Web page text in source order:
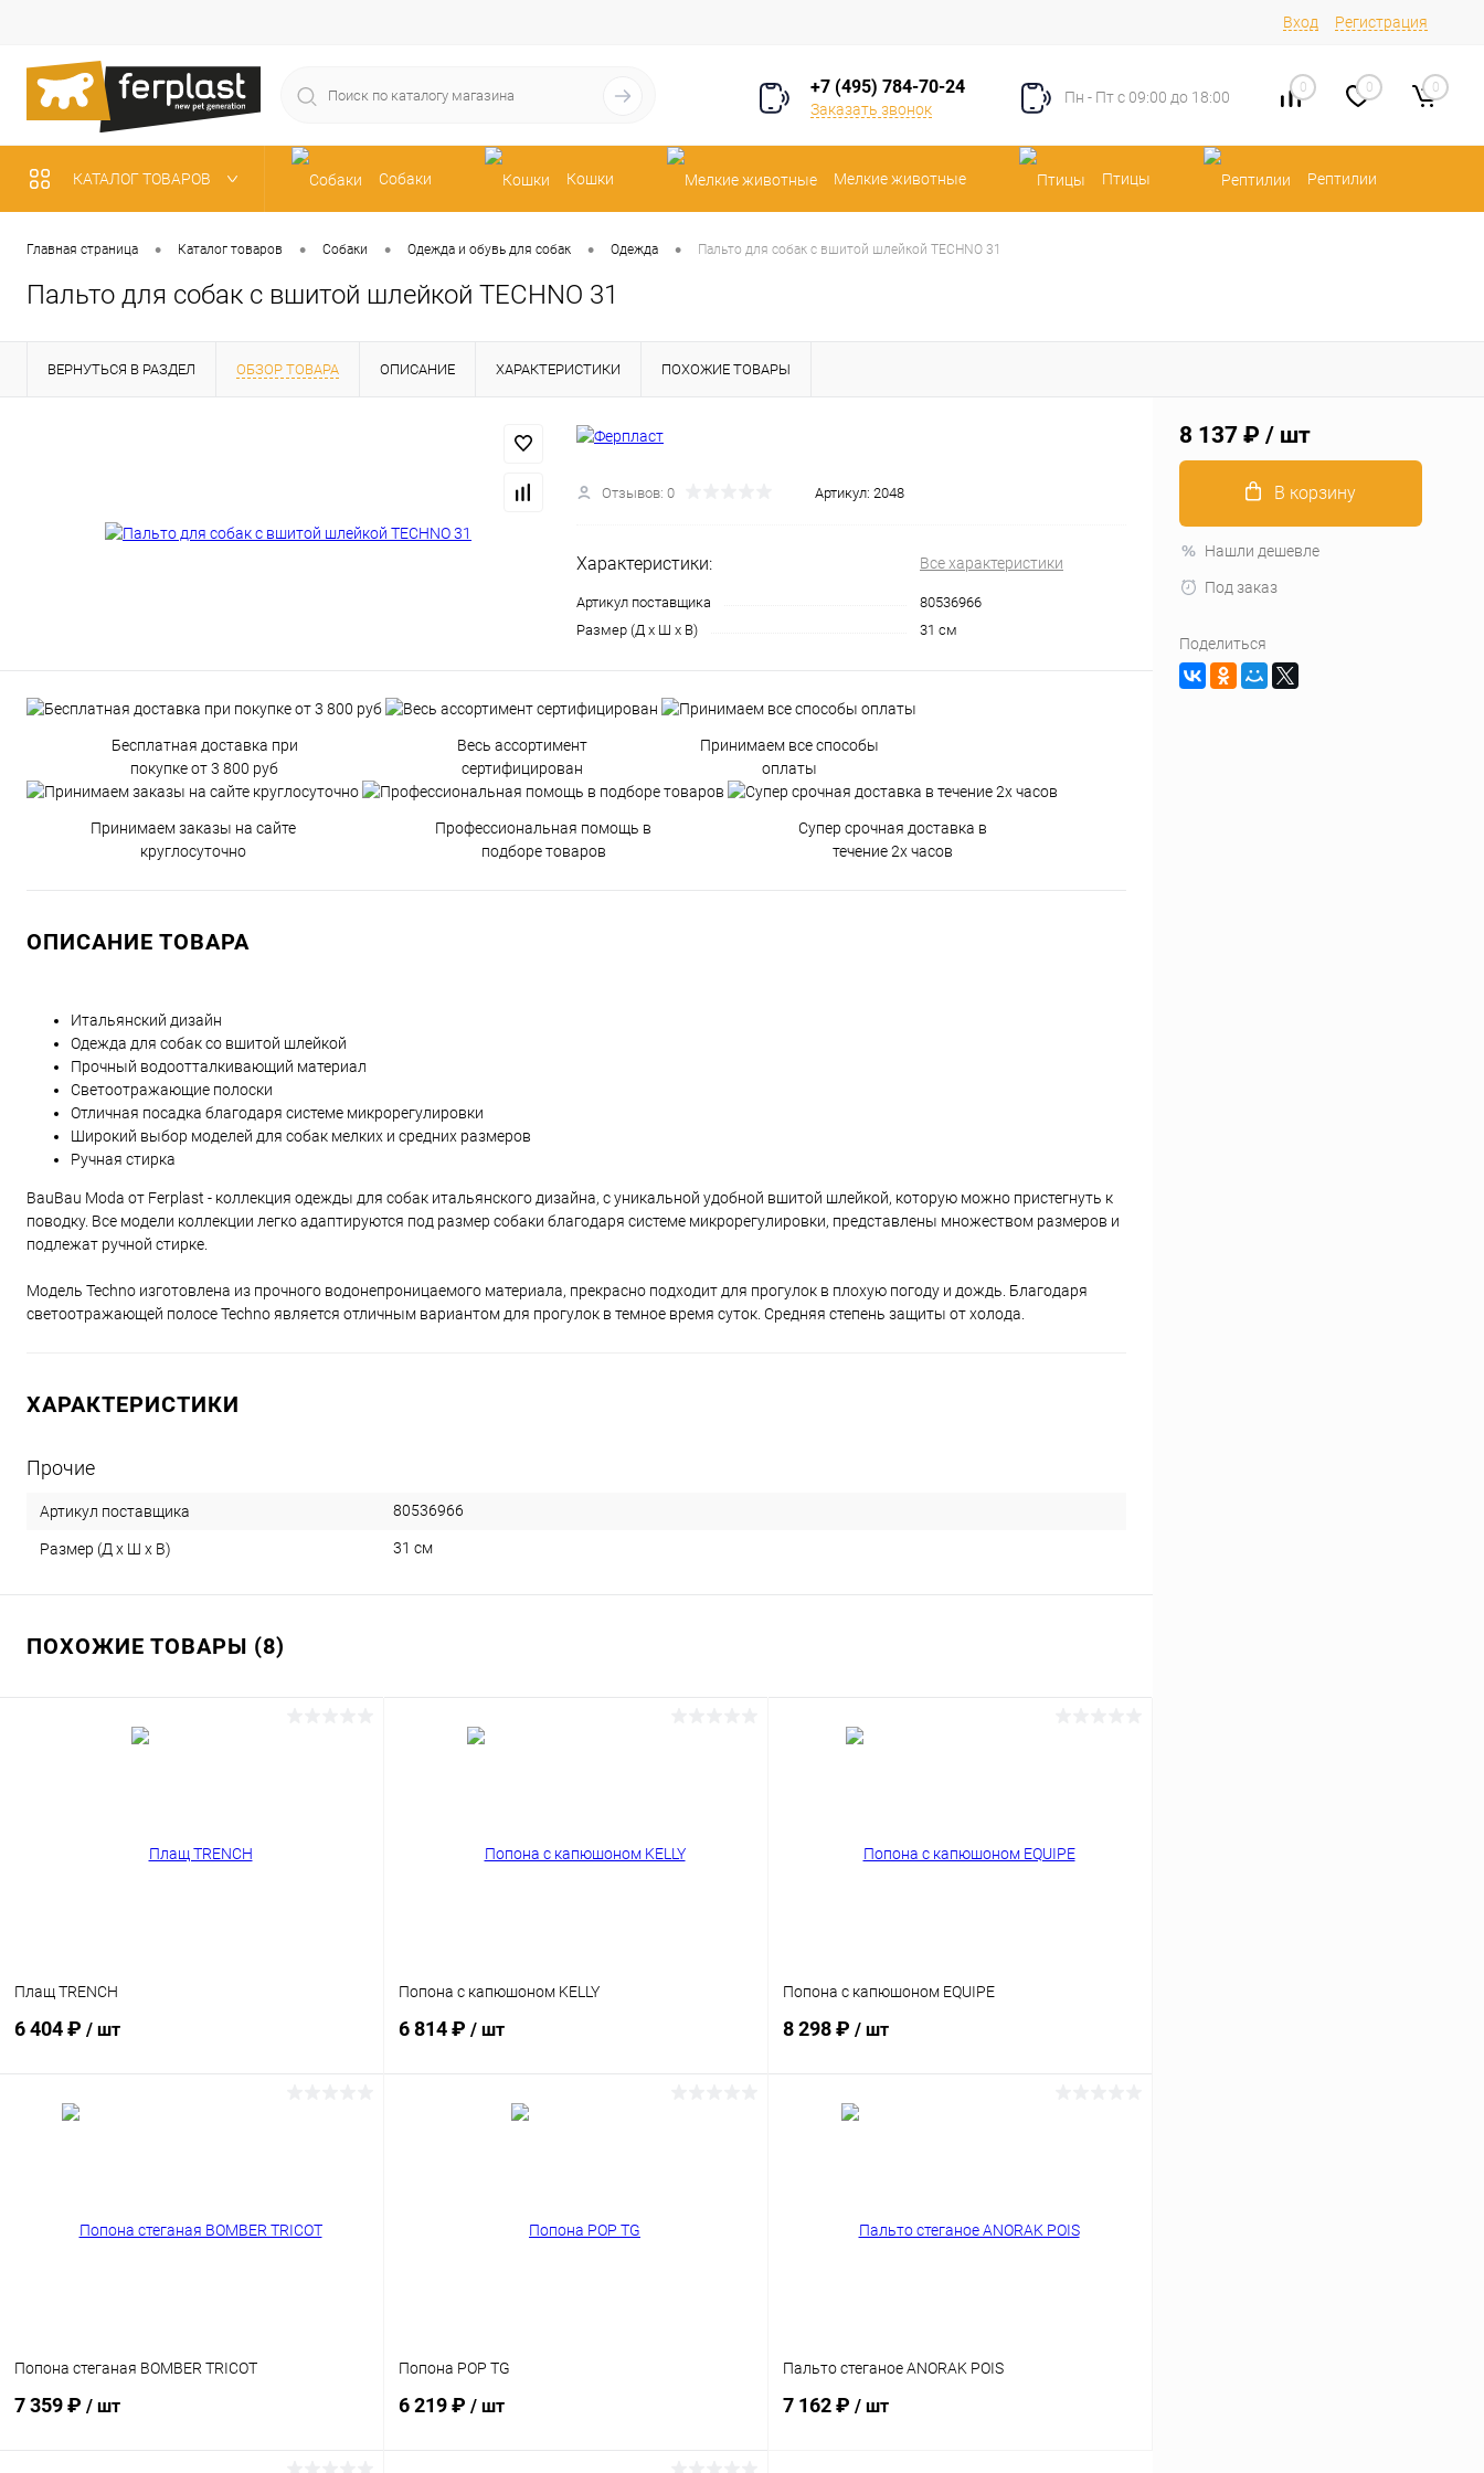
Вход Регистрация
+7 (495) 784-70-24
Заказать звонок
Пн - Пт с 09:00 до 18:00
0 0 0
КАТАЛОГ ТОВАРОВ Собаки Кошки Мелкие животные Птицы Рептилии
Рыбки
Главная страница • Каталог товаров • Собаки • Одежда и обувь для собак • Одежда • Пальто для собак с вшитой шлейкой TECHNO 31
Пальто для собак с вшитой шлейкой TECHNO 31
ВЕРНУТЬСЯ В РАЗДЕЛ ОБЗОР ТОВАРА ОПИСАНИЕ ХАРАКТЕРИСТИКИ ПОХОЖИЕ ТОВАРЫ
Отзывов: 0 Артикул: 2048
Характеристики: Все характеристики
Артикул поставщика
80536966
Размер (Д х Ш х В)
31 см
Бесплатная доставка при
покупке от 3 800 руб
Весь ассортимент
сертифицирован
Принимаем все способы
оплаты
Принимаем заказы на сайте
круглосуточно
Профессиональная помощь в
подборе товаров
Супер срочная доставка в
течение 2х часов
ОПИСАНИЕ ТОВАРА
Итальянский дизайн
Одежда для собак со вшитой шлейкой
Прочный водоотталкивающий материал
Светоотражающие полоски
Отличная посадка благодаря системе микрорегулировки
Широкий выбор моделей для собак мелких и средних размеров
Ручная стирка
BauBau Moda от Ferplast - коллекция одежды для собак итальянского дизайна, с уникальной удобной вшитой шлейкой, которую можно пристегнуть к
поводку. Все модели коллекции легко адаптируются под размер собаки благодаря системе микрорегулировки, представлены множеством размеров и
подлежат ручной стирке.
Модель Techno изготовлена из прочного водонепроницаемого материала, прекрасно подходит для прогулок в плохую погоду и дождь. Благодаря
светоотражающей полосе Techno является отличным вариантом для прогулок в темное время суток. Средняя степень защиты от холода.
ХАРАКТЕРИСТИКИ
Прочие
Артикул поставщика 80536966
Размер (Д х Ш х В) 31 см
ПОХОЖИЕ ТОВАРЫ (8)
Плащ TRENCH
6 404 ₽ / шт
Попона с капюшоном KELLY
6 814 ₽ / шт
Попона с капюшоном EQUIPE
8 298 ₽ / шт
Попона стеганая BOMBER TRICOT
7 359 ₽ / шт
Попона POP TG
6 219 ₽ / шт
Пальто стеганое ANORAK POIS
7 162 ₽ / шт
8 137 ₽ / шт
В корзину
Нашли дешевле
Под заказ
Поделиться